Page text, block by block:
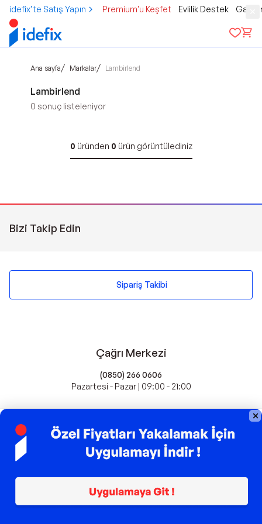
idefix’te Satış Yapın Premium'u Keşfet Evlilik Destek
Ana sayfa/ Markalar/ Lambirlend
Lambirlend
0 sonuç listeleniyor
0 üründen 0 ürün görüntülediniz
Bizi Takip Edin
Popüler Markalar
Farmasi
Xiaomi
Lavazza
Fashcolle
Pro Plan
Sipariş Takibi
Çağrı Merkezi
(0850) 266 0606
Pazartesi - Pazar | 09:00 - 21:00